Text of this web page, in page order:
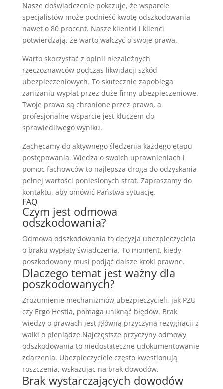
Nasze doświadczenie pokazuje, że wsparcie
specjalistów może podnieść kwotę odszkodowania
nawet o 80 procent. Nasze klientki i klienci
potwierdzają, że warto walczyć o swoje prawa.
Warto skorzystać z opinii niezależnych
rzeczoznawców podczas likwidacji szkód
ubezpieczeniowych. To skutecznie zapobiega
zaniżaniu wypłat przez duże firmy ubezpieczeniowe.
Twoje prawa są chronione przez prawo, a
profesjonalne wsparcie jest kluczem do
sprawiedliwego wyniku.
Zachęcamy do aktywnego śledzenia każdego etapu
postępowania. Wiedza o swoich uprawnieniach i
pomoc fachowców to najlepsza droga do odzyskania
pełnej wartości poniesionych strat. Zapraszamy do
kontaktu, aby omówić Państwa sytuację.
FAQ
Czym jest odmowa
odszkodowania?
Odmowa odszkodowania to decyzja ubezpieczyciela
o braku wypłaty świadczenia. To moment, kiedy
poszkodowany musi podjąć dalsze kroki prawne.
Dlaczego temat jest ważny dla
poszkodowanych?
Zrozumienie mechanizmów ubezpieczycieli, jak PZU
czy Ergo Hestia, pomaga uniknąć błędów. Brak
wiedzy o prawach jest główną przyczyną rezygnacji z
walki o pieniądze.Najczęstsze przyczyny odmowy
odszkodowania to niedostateczne udokumentowanie
zdarzenia. Ubezpieczyciele często kwestionują
roszczenia, wskazując na brak dowodów.
Brak wystarczających dowodów